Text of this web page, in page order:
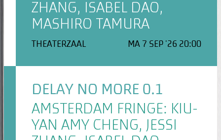
ZHANG, ISABEL DAO,
MASHIRO TAMURA
THEATERZAAL MA 7 SEP '26 20:00
DELAY NO MORE 0.1
AMSTERDAM FRINGE: KIU-
YAN AMY CHENG, JESSI